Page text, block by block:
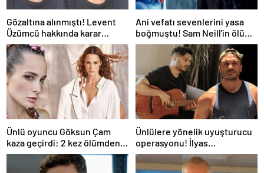
Gözaltına alınmıştı! Levent
Üzümcü hakkında karar
verildi
Ani vefatı sevenlerini yasa
boğmuştu! Sam Neill'in ölüm
nedeni belli oldu
Ünlü oyuncu Göksun Çam
kaza geçirdi: 2 kez ölümden
döndüm
Ünlülere yönelik uyuşturucu
operasyonu! İlyas
Yalçıntaş'tan ilk açıklama